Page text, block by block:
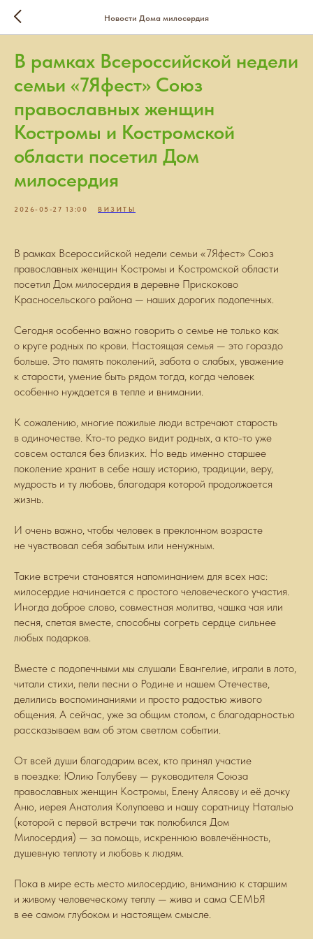
Новости Дома милосердия
В рамках Всероссийской недели
семьи «7Яфест» Союз
православных женщин
Костромы и Костромской
области посетил Дом
милосердия
2026-05-27 13:00 ВИЗИТЫ
В рамках Всероссийской недели семьи «7Яфест» Союз
православных женщин Костромы и Костромской области
посетил Дом милосердия в деревне Прискоково
Красносельского района — наших дорогих подопечных.
Сегодня особенно важно говорить о семье не только как
о круге родных по крови. Настоящая семья — это гораздо
больше. Это память поколений, забота о слабых, уважение
к старости, умение быть рядом тогда, когда человек
особенно нуждается в тепле и внимании.
К сожалению, многие пожилые люди встречают старость
в одиночестве. Кто-то редко видит родных, а кто-то уже
совсем остался без близких. Но ведь именно старшее
поколение хранит в себе нашу историю, традиции, веру,
мудрость и ту любовь, благодаря которой продолжается
жизнь.
️И очень важно, чтобы человек в преклонном возрасте
не чувствовал себя забытым или ненужным.
Такие встречи становятся напоминанием для всех нас:
милосердие начинается с простого человеческого участия.
Иногда доброе слово, совместная молитва, чашка чая или
песня, спетая вместе, способны согреть сердце сильнее
любых подарков.
Вместе с подопечными мы слушали Евангелие, играли в лото,
читали стихи, пели песни о Родине и нашем Отечестве,
делились воспоминаниями и просто радостью живого
общения. А сейчас, уже за общим столом, с благодарностью
рассказываем вам об этом светлом событии.
От всей души благодарим всех, кто принял участие
в поездке: Юлию Голубеву — руководителя Союза
православных женщин Костромы, Елену Алясову и её дочку
Аню, иерея Анатолия Колупаева и нашу соратницу Наталью
(которой с первой встречи так полюбился Дом
Милосердия) — за помощь, искреннюю вовлечённость,
душевную теплоту и любовь к людям.
Пока в мире есть место милосердию, вниманию к старшим
и живому человеческому теплу — жива и сама СЕМЬЯ
в ее самом глубоком и настоящем смысле.